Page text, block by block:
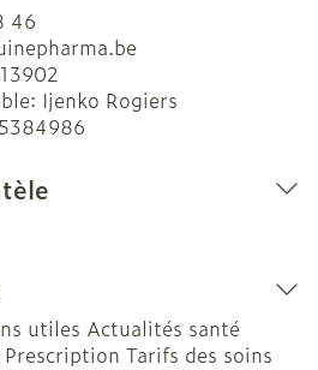
46
Ijenko Rogiers
utiles Actualités santé
Prescription Tarifs des soins